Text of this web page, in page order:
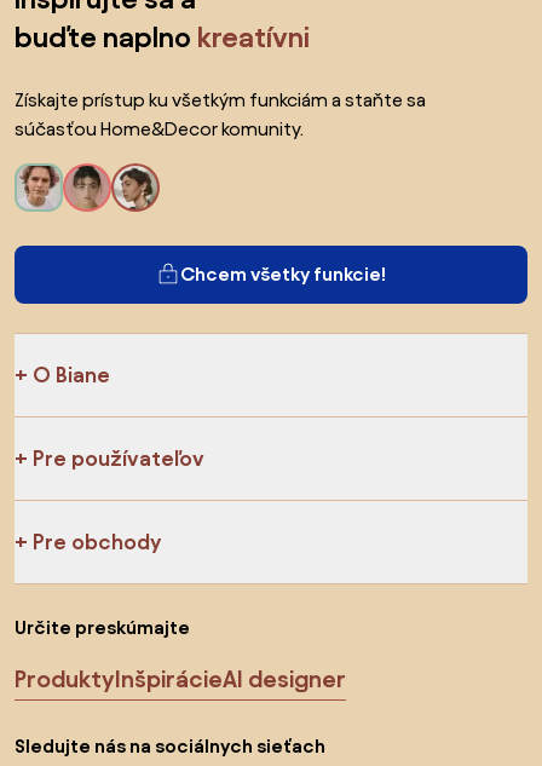
buďte naplno kreatívni
Získajte prístup ku všetkým funkciám a staňte sa
súčasťou Home&Decor komunity.
Chcem všetky funkcie!
O Biane
Pre používateľov
Pre obchody
Určite preskúmajte
ProduktyInšpirácieAI designer
Sledujte nás na sociálnych sieťach